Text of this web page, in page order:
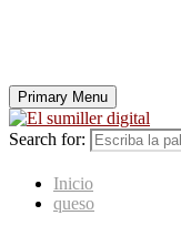
Primary Menu
Search for:
Inicio
queso